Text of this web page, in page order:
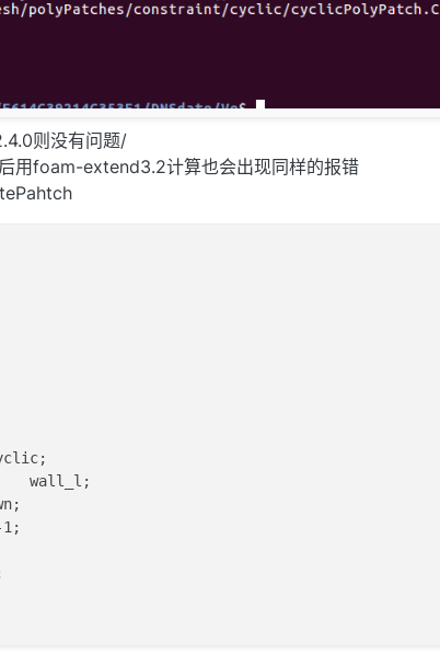
则没有问题/
用foam-extend3.2计算也会出现同样的报错
wall_l;